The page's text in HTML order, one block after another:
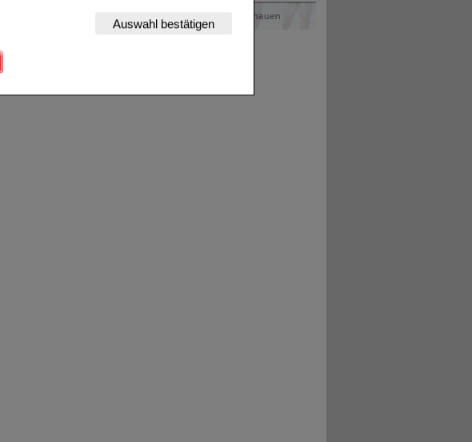
unserer Website
diese nicht verzichtet werden kann.
ansprechender zu gestalten,
an bevorzugte Verhaltensweisen (z.B.
den Inhalt auf unserer Website aber
Bitte beachten Sie, dass Daten hierfür
Auswahl bestätigen